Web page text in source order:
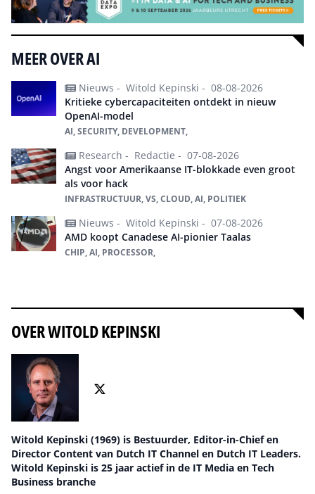
MEER OVER AI
Nieuws - Witold Kepinski - 08-08-2026
Kritieke cybercapaciteiten ontdekt in nieuw
OpenAI-model
AI, SECURITY, DEVELOPMENT,
Research - Redactie - 07-08-2026
Angst voor Amerikaanse IT-blokkade even groot
als voor hack
INFRASTRUCTUUR, VS, CLOUD, AI, POLITIEK
Nieuws - Witold Kepinski - 07-08-2026
AMD koopt Canadese AI-pionier Taalas
CHIP, AI, PROCESSOR,
OVER WITOLD KEPINSKI
Witold Kepinski (1969) is Bestuurder, Editor-in-Chief en
Director Content van Dutch IT Channel en Dutch IT Leaders.
Witold Kepinski is 25 jaar actief in de IT Media en Tech
Business branche